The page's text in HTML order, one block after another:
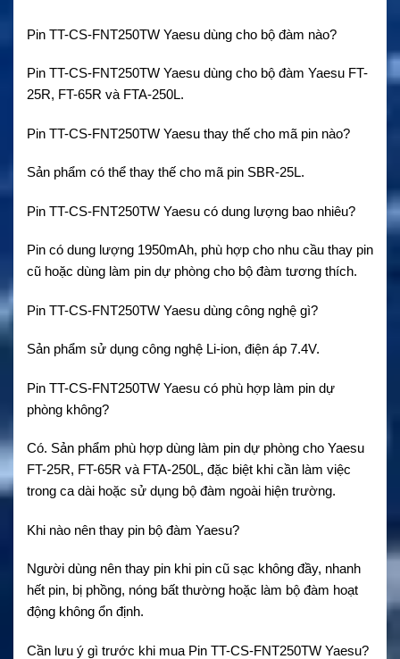
Pin TT-CS-FNT250TW Yaesu dùng cho bộ đàm nào?
Pin TT-CS-FNT250TW Yaesu dùng cho bộ đàm Yaesu FT-
25R, FT-65R và FTA-250L.
Pin TT-CS-FNT250TW Yaesu thay thế cho mã pin nào?
Sản phẩm có thể thay thế cho mã pin SBR-25L.
Pin TT-CS-FNT250TW Yaesu có dung lượng bao nhiêu?
Pin có dung lượng 1950mAh, phù hợp cho nhu cầu thay pin
cũ hoặc dùng làm pin dự phòng cho bộ đàm tương thích.
Pin TT-CS-FNT250TW Yaesu dùng công nghệ gì?
Sản phẩm sử dụng công nghệ Li-ion, điện áp 7.4V.
Pin TT-CS-FNT250TW Yaesu có phù hợp làm pin dự
phòng không?
Có. Sản phẩm phù hợp dùng làm pin dự phòng cho Yaesu
FT-25R, FT-65R và FTA-250L, đặc biệt khi cần làm việc
trong ca dài hoặc sử dụng bộ đàm ngoài hiện trường.
Khi nào nên thay pin bộ đàm Yaesu?
Người dùng nên thay pin khi pin cũ sạc không đầy, nhanh
hết pin, bị phồng, nóng bất thường hoặc làm bộ đàm hoạt
động không ổn định.
Cần lưu ý gì trước khi mua Pin TT-CS-FNT250TW Yaesu?